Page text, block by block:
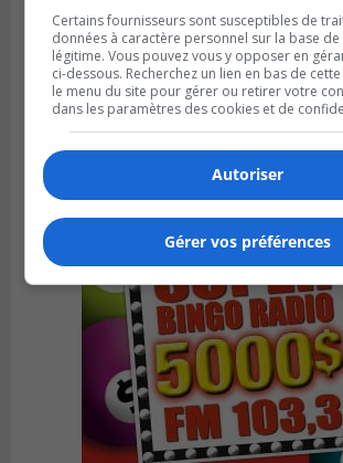
CANDIAC
Publié le 27 juillet 2026 à 14h40
Candiac propulse sa
Certains fournisseurs sont susceptibles de
données à caractère personnel sur la base
légitime. Vous pouvez vous y opposer en
ci-dessous. Recherchez un lien en bas de
le menu du site pour gérer ou retirer votre
dans les paramètres des cookies et de
Autoriser
Gérer vos préférences